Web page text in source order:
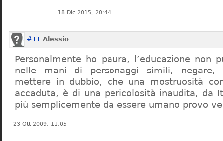
18 Dic 2015, 20:44
#11 Alessio
Personalmente ho paura, l’educazione non
nelle mani di personaggi simili, negare,
mettere in dubbio, che una mostruosità
accaduta, è di una pericolosità inaudita, da
più semplicemente da essere umano provo
23 Ott 2009, 11:05